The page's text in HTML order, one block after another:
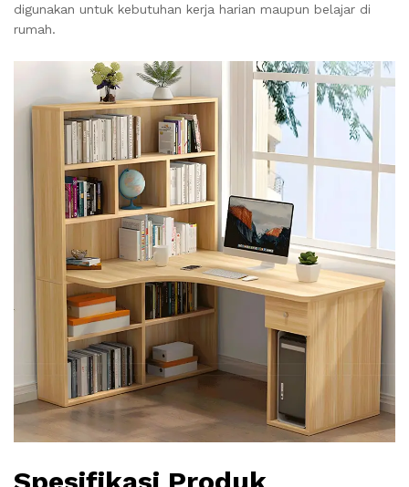
digunakan untuk kebutuhan kerja harian maupun belajar di
rumah.